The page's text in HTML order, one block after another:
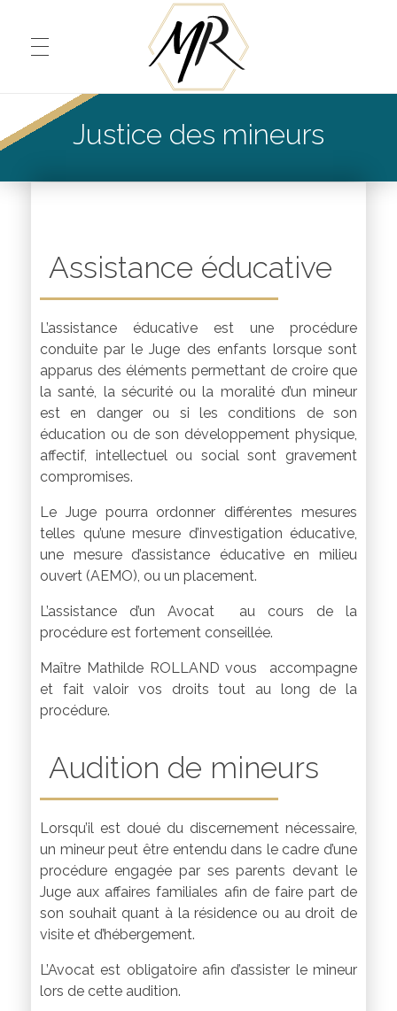
Mathilde Rolland – Avocat –
Justice des mineurs
Assistance éducative
L’assistance éducative est une procédure
conduite par le Juge des enfants lorsque sont
apparus des éléments permettant de croire que
la santé, la sécurité ou la moralité d’un mineur
est en danger ou si les conditions de son
éducation ou de son développement physique,
affectif, intellectuel ou social sont gravement
compromises.
Le Juge pourra ordonner différentes mesures
telles qu’une mesure d’investigation éducative,
une mesure d’assistance éducative en milieu
ouvert (AEMO), ou un placement.
L’assistance d’un Avocat au cours de la
procédure est fortement conseillée.
Maître Mathilde ROLLAND vous accompagne
et fait valoir vos droits tout au long de la
procédure.
Audition de mineurs
Lorsqu’il est doué du discernement nécessaire,
un mineur peut être entendu dans le cadre d’une
procédure engagée par ses parents devant le
Juge aux affaires familiales afin de faire part de
son souhait quant à la résidence ou au droit de
visite et d’hébergement.
L’Avocat est obligatoire afin d’assister le mineur
lors de cette audition.